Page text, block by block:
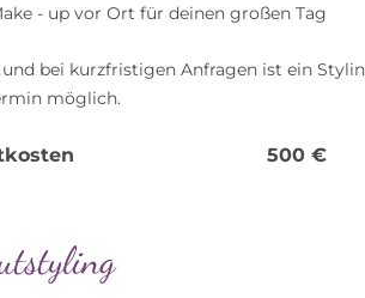
- up vor Ort für deinen großen Tag
und bei kurzfristigen Anfragen ist ein
möglich.
   500 €